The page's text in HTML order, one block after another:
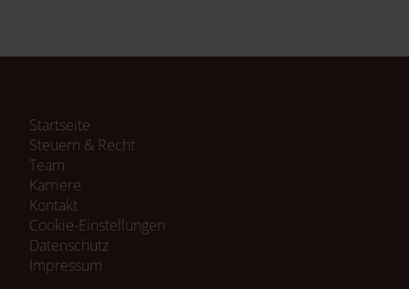
Navigation
überspringen
Startseite
Steuern & Recht
Team
Karriere
Kontakt
Cookie-Einstellungen
Navigation
überspringen
Datenschutz
Impressum